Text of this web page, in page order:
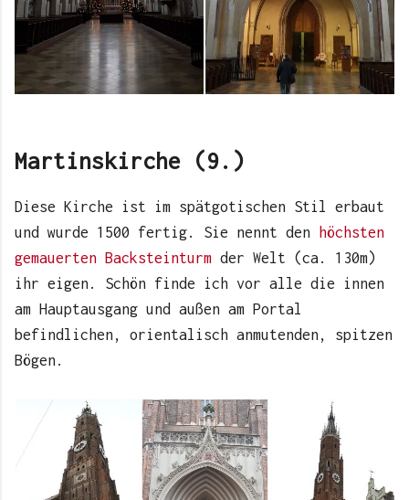
Martinskirche (9.)
Diese Kirche ist im spätgotischen Stil erbaut
und wurde 1500 fertig. Sie nennt den
höchsten
gemauerten Backsteinturm der Welt (ca. 130m)
ihr eigen. Schön finde ich vor alle die innen
am Hauptausgang und außen am Portal
befindlichen, orientalisch anmutenden, spitzen
Bögen.